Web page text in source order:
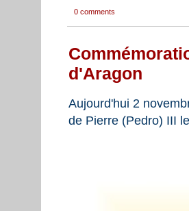
0 comments
d'Aragon
Aujourd'hui 2
de Pierre (Pedro) III